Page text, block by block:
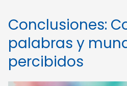
Conclusiones:
palabras y
percibidos